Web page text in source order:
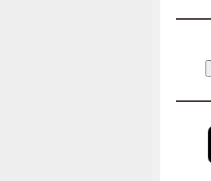
כדי
שמע.